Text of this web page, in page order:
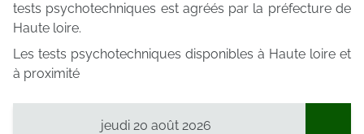
Médecins agréés pour le permis
Visite médicale test psychotechnique
tests psychotechniques est agréés par la préfecture de
Haute loire.
Les tests psychotechniques disponibles à Haute loire et
à proximité
jeudi 20 août 2026